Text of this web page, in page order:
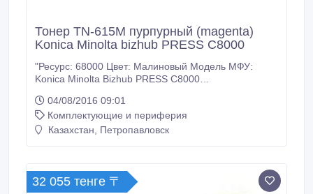
Тонер TN-615M пурпурный (magenta)
Konica Minolta bizhub PRESS C8000
"Ресурс: 68000 Цвет: Малиновый Модель МФУ:
Konica Minolta Bizhub PRESS C8000
Оригинал Вес в 1 тубе (гр.): 1469 У нас: Только
оригинальные расходные материалы. 100%
гарантия качества товара. Заходите на наш сайт
04/08/2016 09:01
Комплектующие и периферия
Казахстан, Петропавловск
32 055 тенге 〒